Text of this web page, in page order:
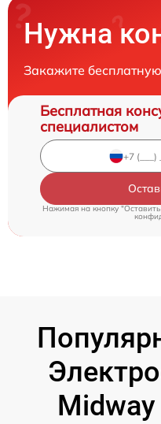
Нужна
Закажите
Бесплатная
специалистом
Нажимая на кнопку